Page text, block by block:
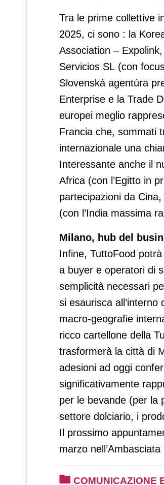
Tra le prime collettive
2025, ci sono : la
Association –
Servicios SL (con
Slovenská agentúra
Enterprise e la Trade
europei meglio
Francia che, sommati
internazionale una
Interessante anche il
Africa (con l’Egitto in
partecipazioni da
(con l’India massima
Milano, hub del
Infine, TuttoFood
a buyer e operatori di
semplicità necessari
si esaurisca
macro-geografie
ricco cartellone della
trasformerà la città di
adesioni ad oggi
significativamente
per le bevande (per la
settore dolciario, i
Il prossimo
marzo
COMUNICAZIONE